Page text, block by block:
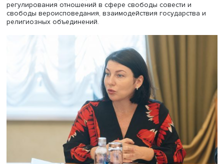
Открывая пленарное заседание конференции,
Центра религии и права НИУ ВШЭСветлана Нуждина
подчеркнула важность ретроспективного анализа
религиозной политики в России. Исследование
апреля 1905 года указа российского императора
«Об укреплении начал веротерпимости» и его
реализации актуализирует вопросы правового
регулирования отношений в сфере свободы совести и
свободы вероисповедания, взаимодействия
религиозных объединений.